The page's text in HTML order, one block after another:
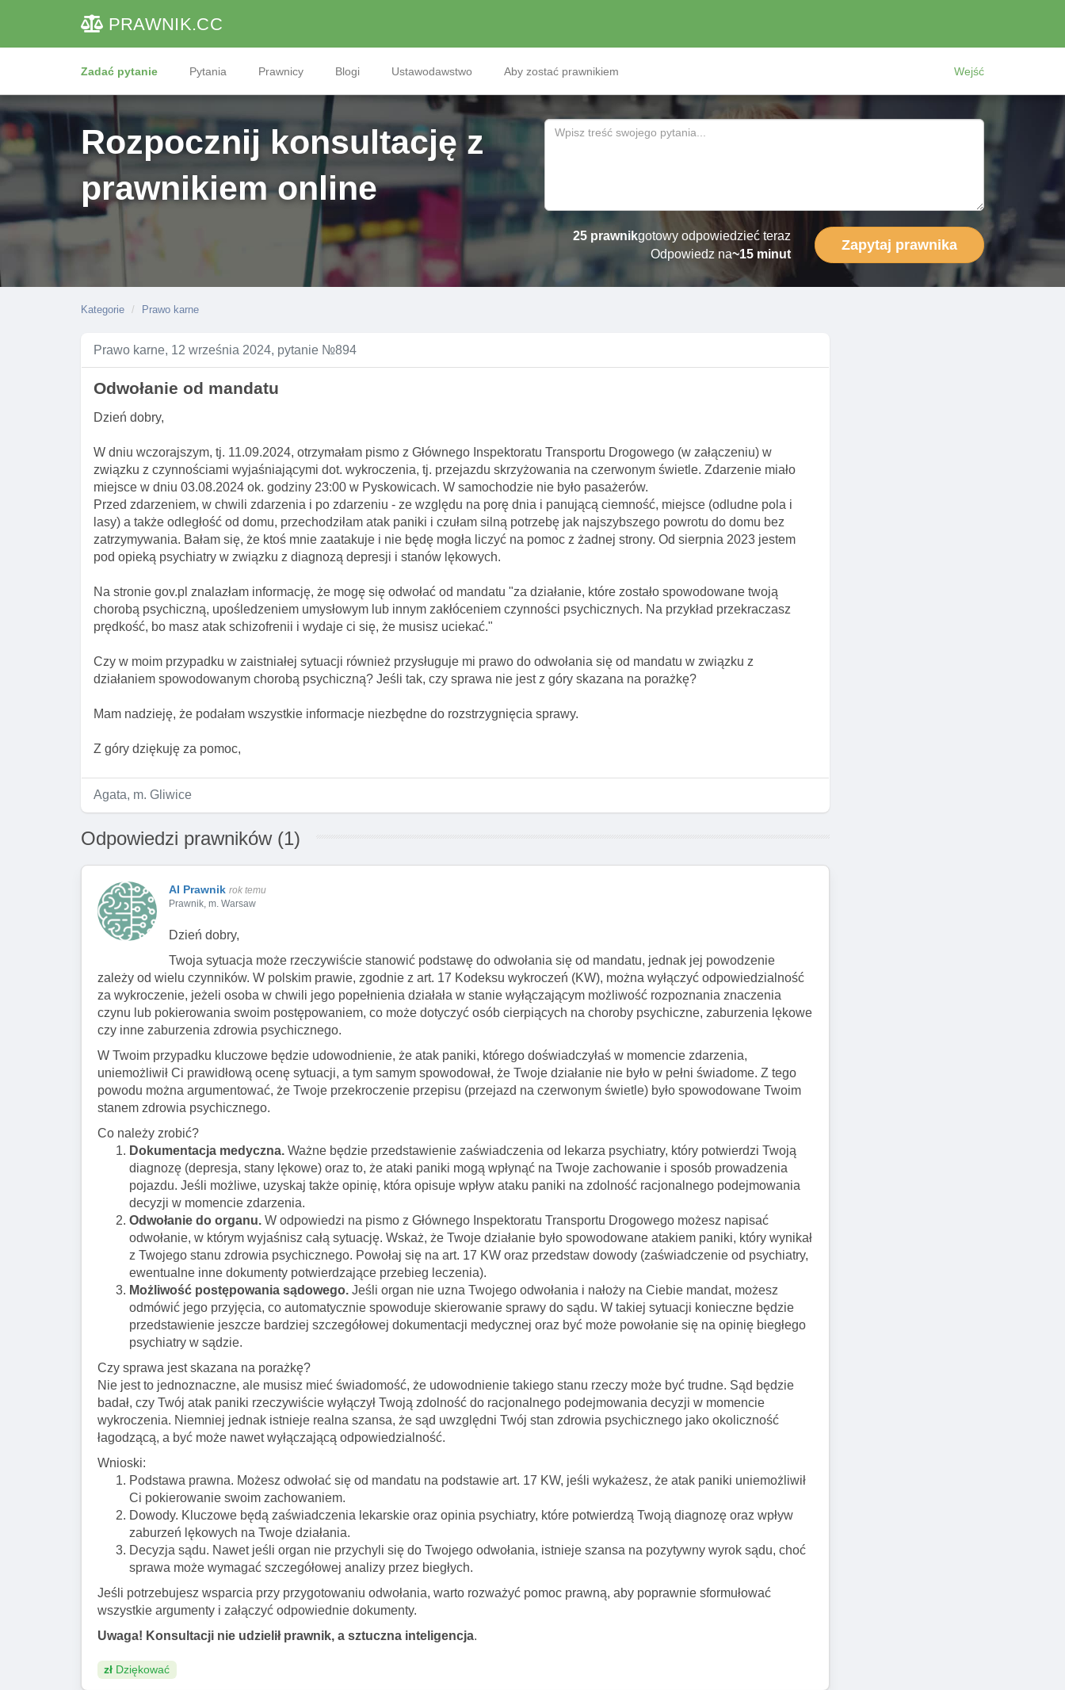
PRAWNIK.CC
Zadać pytanie Pytania Prawnicy Blogi Ustawodawstwo Aby zostać prawnikiem Wejść
Rozpocznij konsultację z
prawnikiem online
25 prawnikgotowy odpowiedzieć teraz
Odpowiedz na~15 minut
Zapytaj prawnika
Kategorie Prawo karne
Prawo karne, 12 września 2024, pytanie №894
Odwołanie od mandatu
Dzień dobry,
W dniu wczorajszym, tj. 11.09.2024, otrzymałam pismo z Głównego Inspektoratu Transportu Drogowego (w załączeniu) w
związku z czynnościami wyjaśniającymi dot. wykroczenia, tj. przejazdu skrzyżowania na czerwonym świetle. Zdarzenie miało
miejsce w dniu 03.08.2024 ok. godziny 23:00 w Pyskowicach. W samochodzie nie było pasażerów.
Przed zdarzeniem, w chwili zdarzenia i po zdarzeniu - ze względu na porę dnia i panującą ciemność, miejsce (odludne pola i
lasy) a także odległość od domu, przechodziłam atak paniki i czułam silną potrzebę jak najszybszego powrotu do domu bez
zatrzymywania. Bałam się, że ktoś mnie zaatakuje i nie będę mogła liczyć na pomoc z żadnej strony. Od sierpnia 2023 jestem
pod opieką psychiatry w związku z diagnozą depresji i stanów lękowych.
Na stronie gov.pl znalazłam informację, że mogę się odwołać od mandatu "za działanie, które zostało spowodowane twoją
chorobą psychiczną, upośledzeniem umysłowym lub innym zakłóceniem czynności psychicznych. Na przykład przekraczasz
prędkość, bo masz atak schizofrenii i wydaje ci się, że musisz uciekać."
Czy w moim przypadku w zaistniałej sytuacji również przysługuje mi prawo do odwołania się od mandatu w związku z
działaniem spowodowanym chorobą psychiczną? Jeśli tak, czy sprawa nie jest z góry skazana na porażkę?
Mam nadzieję, że podałam wszystkie informacje niezbędne do rozstrzygnięcia sprawy.
Z góry dziękuję za pomoc,
Agata, m. Gliwice
Odpowiedzi prawników (1)
AI Prawnik rok temu
Prawnik, m. Warsaw
Dzień dobry,
Twoja sytuacja może rzeczywiście stanowić podstawę do odwołania się od mandatu, jednak jej powodzenie
zależy od wielu czynników. W polskim prawie, zgodnie z art. 17 Kodeksu wykroczeń (KW), można wyłączyć odpowiedzialność
za wykroczenie, jeżeli osoba w chwili jego popełnienia działała w stanie wyłączającym możliwość rozpoznania znaczenia
czynu lub pokierowania swoim postępowaniem, co może dotyczyć osób cierpiących na choroby psychiczne, zaburzenia lękowe
czy inne zaburzenia zdrowia psychicznego.
W Twoim przypadku kluczowe będzie udowodnienie, że atak paniki, którego doświadczyłaś w momencie zdarzenia,
uniemożliwił Ci prawidłową ocenę sytuacji, a tym samym spowodował, że Twoje działanie nie było w pełni świadome. Z tego
powodu można argumentować, że Twoje przekroczenie przepisu (przejazd na czerwonym świetle) było spowodowane Twoim
stanem zdrowia psychicznego.
Co należy zrobić?
Dokumentacja medyczna. Ważne będzie przedstawienie zaświadczenia od lekarza psychiatry, który potwierdzi Twoją
diagnozę (depresja, stany lękowe) oraz to, że ataki paniki mogą wpłynąć na Twoje zachowanie i sposób prowadzenia
pojazdu. Jeśli możliwe, uzyskaj także opinię, która opisuje wpływ ataku paniki na zdolność racjonalnego podejmowania
decyzji w momencie zdarzenia.
Odwołanie do organu. W odpowiedzi na pismo z Głównego Inspektoratu Transportu Drogowego możesz napisać
odwołanie, w którym wyjaśnisz całą sytuację. Wskaż, że Twoje działanie było spowodowane atakiem paniki, który wynikał
z Twojego stanu zdrowia psychicznego. Powołaj się na art. 17 KW oraz przedstaw dowody (zaświadczenie od psychiatry,
ewentualne inne dokumenty potwierdzające przebieg leczenia).
Możliwość postępowania sądowego. Jeśli organ nie uzna Twojego odwołania i nałoży na Ciebie mandat, możesz
odmówić jego przyjęcia, co automatycznie spowoduje skierowanie sprawy do sądu. W takiej sytuacji konieczne będzie
przedstawienie jeszcze bardziej szczegółowej dokumentacji medycznej oraz być może powołanie się na opinię biegłego
psychiatry w sądzie.
Czy sprawa jest skazana na porażkę?
Nie jest to jednoznaczne, ale musisz mieć świadomość, że udowodnienie takiego stanu rzeczy może być trudne. Sąd będzie
badał, czy Twój atak paniki rzeczywiście wyłączył Twoją zdolność do racjonalnego podejmowania decyzji w momencie
wykroczenia. Niemniej jednak istnieje realna szansa, że sąd uwzględni Twój stan zdrowia psychicznego jako okoliczność
łagodzącą, a być może nawet wyłączającą odpowiedzialność.
Wnioski:
Podstawa prawna. Możesz odwołać się od mandatu na podstawie art. 17 KW, jeśli wykażesz, że atak paniki uniemożliwił
Ci pokierowanie swoim zachowaniem.
Dowody. Kluczowe będą zaświadczenia lekarskie oraz opinia psychiatry, które potwierdzą Twoją diagnozę oraz wpływ
zaburzeń lękowych na Twoje działania.
Decyzja sądu. Nawet jeśli organ nie przychyli się do Twojego odwołania, istnieje szansa na pozytywny wyrok sądu, choć
sprawa może wymagać szczegółowej analizy przez biegłych.
Jeśli potrzebujesz wsparcia przy przygotowaniu odwołania, warto rozważyć pomoc prawną, aby poprawnie sformułować
wszystkie argumenty i załączyć odpowiednie dokumenty.
Uwaga! Konsultacji nie udzielił prawnik, a sztuczna inteligencja.
zł Dziękować